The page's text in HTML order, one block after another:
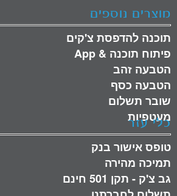
מוצרים נוספים
תוכנה להדפסת צ'קים
פיתוח תוכנה & App
הטבעה זהב
הטבעה כסף
שובר תשלום
מעטפיות
כלי עזר
טופס אישור בנק
תמיכה מהירה
גב צ'ק - תקן 501 חינם